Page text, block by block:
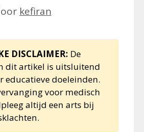
kefiran
DISCLAIMER: De
dit artikel is uitsluitend
educatieve doeleinden.
voor medisch
altijd een arts bij